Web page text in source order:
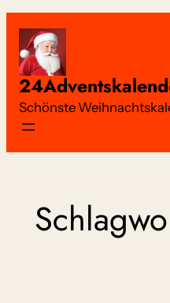
Inhalt
springen
Schönste